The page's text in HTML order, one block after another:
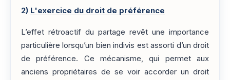
2) L'exercice du droit de préférence
L’effet rétroactif du partage revêt une importance
particulière lorsqu’un bien indivis est assorti d’un droit
de préférence. Ce mécanisme, qui permet aux
anciens propriétaires de se voir accorder un droit